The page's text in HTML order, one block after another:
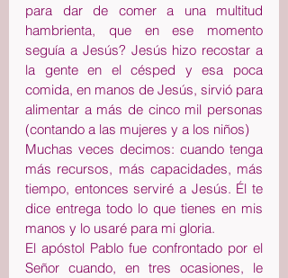
para dar de comer a una multitud
hambrienta, que en ese momento
seguía a Jesús? Jesús hizo recostar a
la gente en el césped y esa poca
comida, en manos de Jesús, sirvió para
alimentar a más de cinco mil personas
(contando a las mujeres y a los niños)
Muchas veces decimos: cuando tenga
más recursos, más capacidades, más
tiempo, entonces serviré a Jesús. Él te
dice entrega todo lo que tienes en mis
manos y lo usaré para mi gloria.
El apóstol Pablo fue confrontado por el
Señor cuando, en tres ocasiones, le